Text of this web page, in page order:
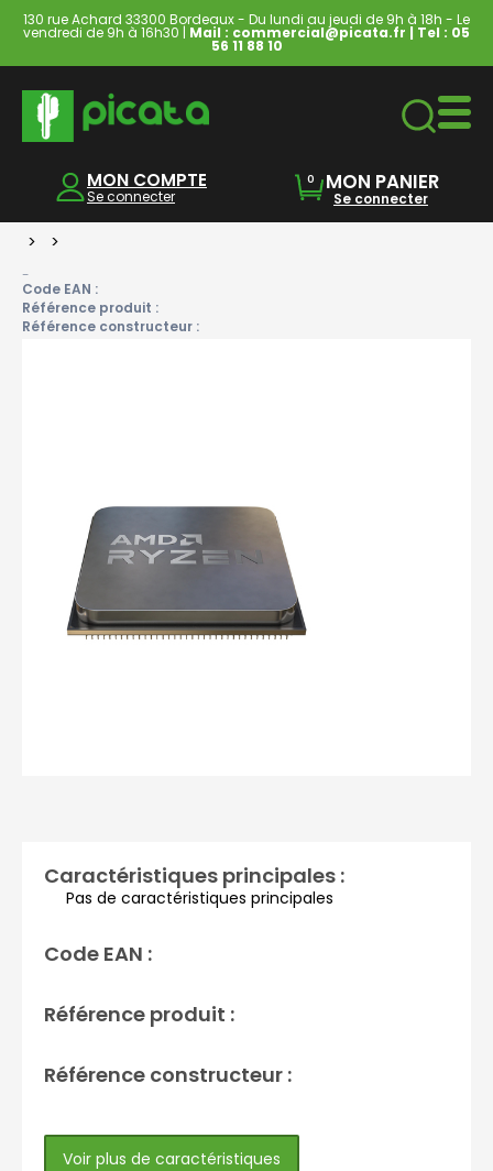
130 rue Achard 33300 Bordeaux - Du lundi au jeudi de 9h à 18h - Le
vendredi de 9h à 16h30 | Mail : commercial@picata.fr | Tel : 05
56 11 88 10
MON COMPTE
Se connecter
0 MON PANIER
Se connecter
> >
-
Code EAN :
Référence produit :
Référence constructeur :
Caractéristiques principales :
Pas de caractéristiques principales
Code EAN :
Référence produit :
Référence constructeur :
Voir plus de caractéristiques